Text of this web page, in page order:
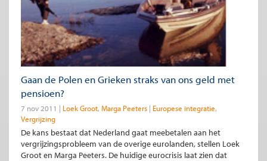
Gaan de Polen en Grieken straks van ons geld met
pensioen?
7 nov 2011 Loek Groot Marga Peeters
Europese integratie
Vergrijzing
De kans bestaat dat Nederland gaat meebetalen aan het
vergrijzingsprobleem van de overige eurolanden, stellen Loek
Groot en Marga Peeters. De huidige eurocrisis laat zien dat